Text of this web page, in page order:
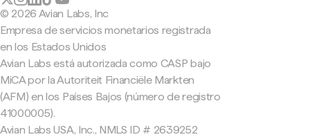
© 2026 Avian Labs, Inc
Empresa de servicios monetarios registrada
en los Estados Unidos
Avian Labs está autorizada como CASP bajo
MiCA por la Autoriteit Financiële Markten
(AFM) en los Países Bajos (número de registro
41000005).
Avian Labs USA, Inc., NMLS ID # 2639252